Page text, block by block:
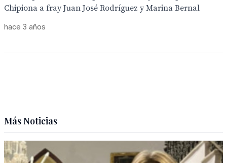
Chipiona a fray Juan José Rodríguez y Marina Bernal
hace 3 años
Más Noticias